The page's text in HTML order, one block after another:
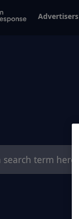
Advertisers